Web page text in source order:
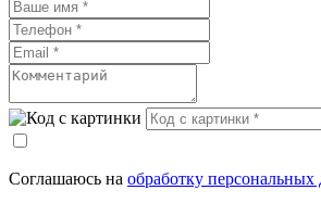
Соглашаюсь на обработку